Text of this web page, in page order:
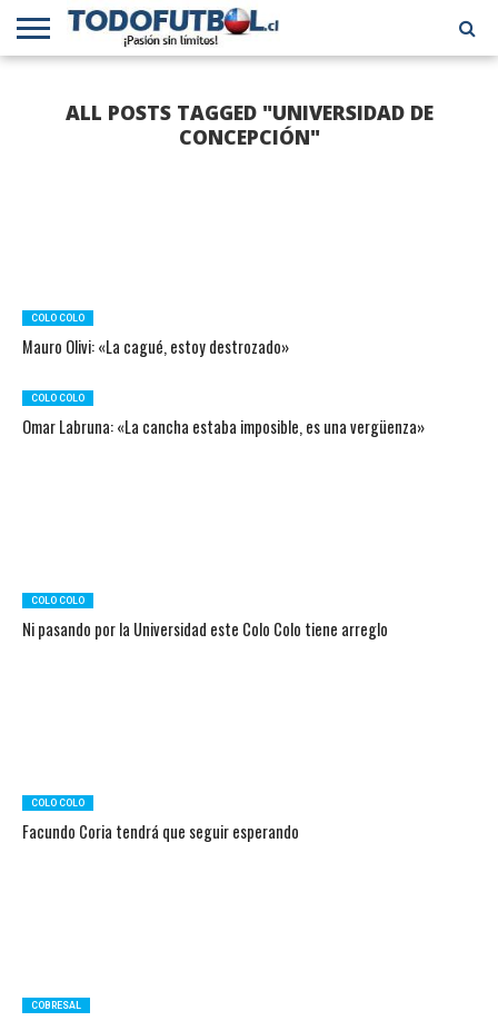
CHILENA
EN EL
MUNDO
INTERNACIONAL
ALL POSTS TAGGED "UNIVERSIDAD DE
CONCEPCIÓN"
COLO COLO
Mauro Olivi: «La cagué, estoy destrozado»
COLO COLO
Omar Labruna: «La cancha estaba imposible, es una vergüenza»
COLO COLO
Ni pasando por la Universidad este Colo Colo tiene arreglo
COLO COLO
Facundo Coria tendrá que seguir esperando
COBRESAL